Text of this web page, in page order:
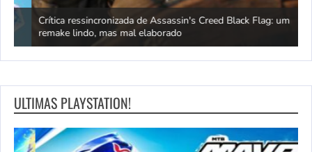
Crítica ressincronizada de Assassin's Creed Black Flag: um
remake lindo, mas mal elaborado
ULTIMAS PLAYSTATION!